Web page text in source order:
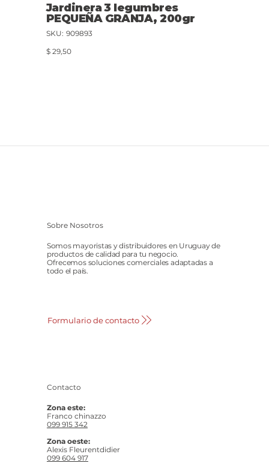
Jardinera 3 legumbres
PEQUEÑA GRANJA, 200gr
SKU: SKU
909893
Precio
$ 29,50
Sobre Nosotros
Somos mayoristas y distribuidores en Uruguay de
productos de calidad para tu negocio.
Ofrecemos soluciones comerciales adaptadas a
todo el país.
Formulario de contacto
Contacto
Zona este:
Franco chinazzo
099 915 342
Zona oeste:
Alexis Fleurentdidier
099 604 917